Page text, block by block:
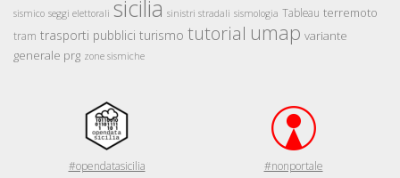
sismico seggi elettorali sicilia sinistri stradali sismologia Tableau terremoto
tram trasporti pubblici turismo tutorial umap variante
generale prg zone sismiche
#opendatasicilia #nonportale